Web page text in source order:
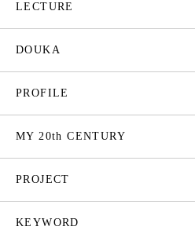
LECTURE
DOUKA
PROFILE
MY 20th CENTURY
PROJECT
KEYWORD